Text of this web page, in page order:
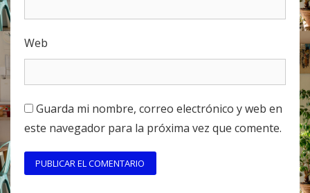
Web
Guarda mi nombre, correo electrónico y web en
este navegador para la próxima vez que comente.